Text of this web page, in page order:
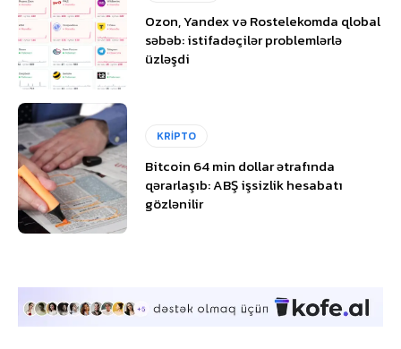
Ozon, Yandex və Rostelekomda qlobal
səbəb: istifadəçilər problemlərlə
üzləşdi
KRİPTO
Bitcoin 64 min dollar ətrafında
qərarlaşıb: ABŞ işsizlik hesabatı
gözlənilir